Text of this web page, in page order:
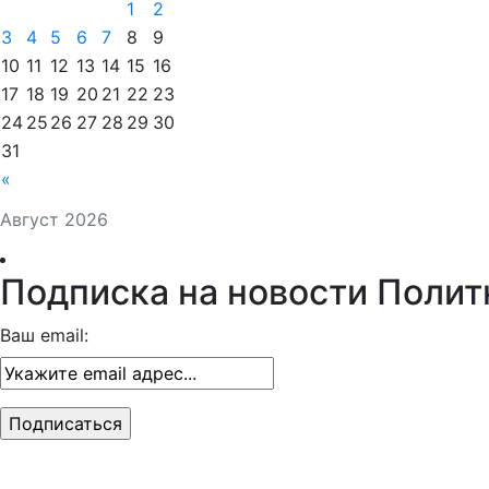
Август 2026
«
1
2
3
4 5 6 7 8
9
10 11 12 13 14 15 16
17 18 19 20 21 22 23
24 25 26 27 28 29 30
31
Подписка на новости
Ваш email: